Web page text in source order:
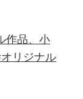
作品、小
リジナル